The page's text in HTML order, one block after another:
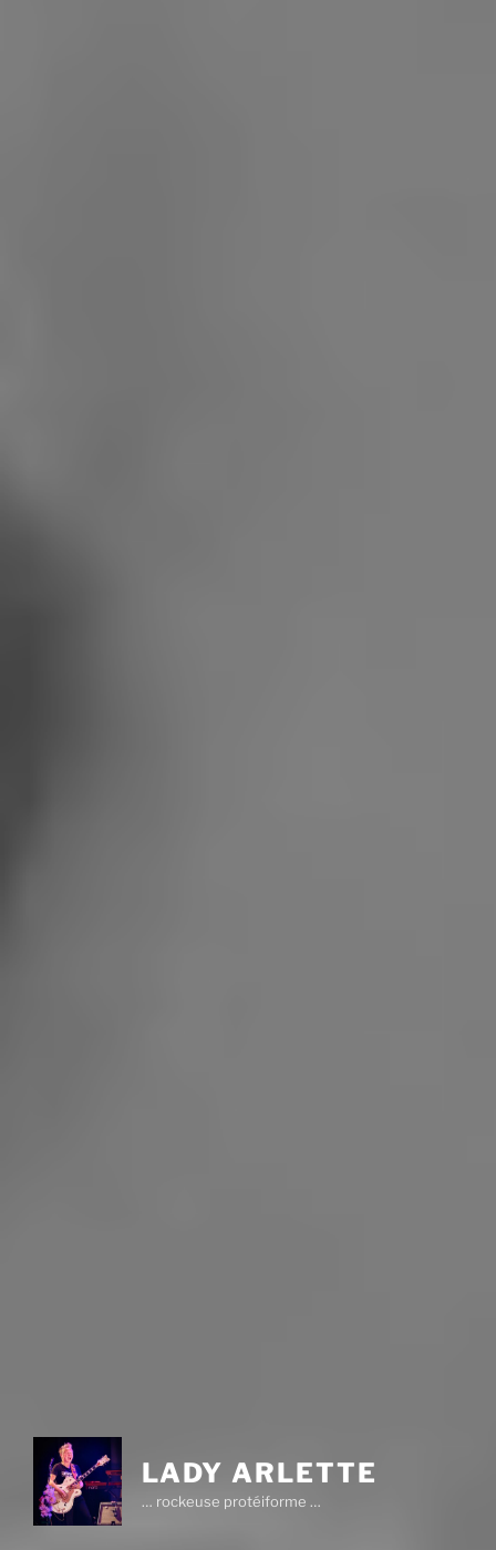
LADY ARLETTE
… rockeuse protéiforme …